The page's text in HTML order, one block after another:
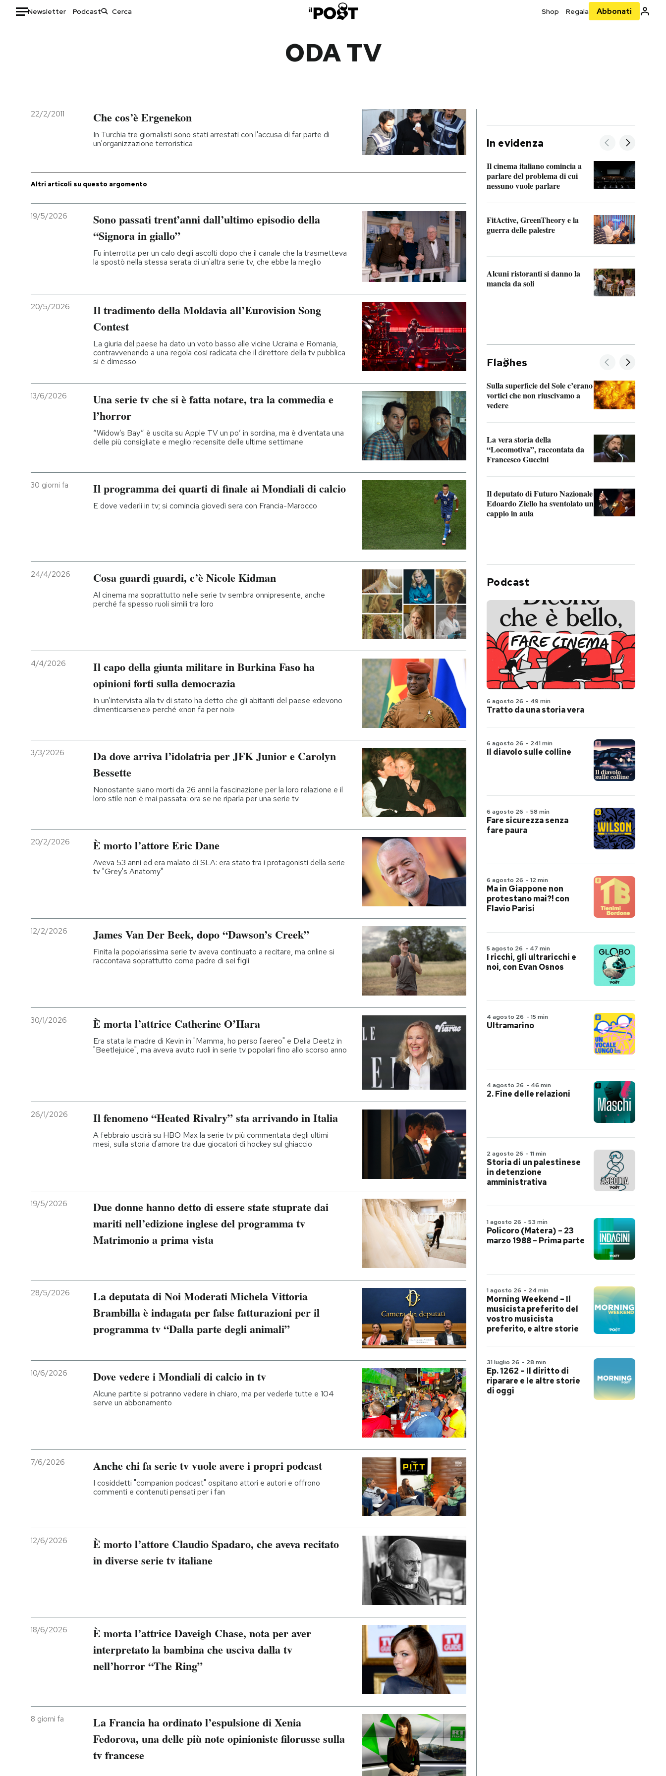
Newsletter Podcast Shop Regala Abbonati
Italia
Politica
Economia
Moda
Storie/Idee
Ok Boomer!
Altrecose
I MIEI PREFERITI
AREA PERSONALE
ODA TV
22/2/2011 Che cos’è Ergenekon
In Turchia tre giornalisti sono stati arrestati con l'accusa di far parte di
un'organizzazione terroristica
Altri articoli su questo argomento
19/5/2026
Sono passati trent’anni dall’ultimo episodio della
“Signora in giallo”
Fu interrotta per un calo degli ascolti dopo che il canale che la trasmetteva
la spostò nella stessa serata di un'altra serie tv, che ebbe la meglio
20/5/2026
Il tradimento della Moldavia all’Eurovision Song
Contest
La giuria del paese ha dato un voto basso alle vicine Ucraina e Romania,
contravvenendo a una regola così radicata che il direttore della tv pubblica
si è dimesso
13/6/2026
Una serie tv che si è fatta notare, tra la commedia e
l’horror
“Widow’s Bay” è uscita su Apple TV un po’ in sordina, ma è diventata una
delle più consigliate e meglio recensite delle ultime settimane
30 giorni fa Il programma dei quarti di finale ai Mondiali di calcio
E dove vederli in tv; si comincia giovedì sera con Francia-Marocco
24/4/2026 Cosa guardi guardi, c’è Nicole Kidman
Al cinema ma soprattutto nelle serie tv sembra onnipresente, anche
perché fa spesso ruoli simili tra loro
4/4/2026
Il capo della giunta militare in Burkina Faso ha
opinioni forti sulla democrazia
In un'intervista alla tv di stato ha detto che gli abitanti del paese «devono
dimenticarsene» perché «non fa per noi»
3/3/2026
Da dove arriva l’idolatria per JFK Junior e Carolyn
Bessette
Nonostante siano morti da 26 anni la fascinazione per la loro relazione e il
loro stile non è mai passata: ora se ne riparla per una serie tv
20/2/2026 È morto l’attore Eric Dane
Aveva 53 anni ed era malato di SLA: era stato tra i protagonisti della serie
tv "Grey's Anatomy"
12/2/2026 James Van Der Beek, dopo “Dawson’s Creek”
Finita la popolarissima serie tv aveva continuato a recitare, ma online si
raccontava soprattutto come padre di sei figli
30/1/2026 È morta l’attrice Catherine O’Hara
Era stata la madre di Kevin in "Mamma, ho perso l'aereo" e Delia Deetz in
"Beetlejuice", ma aveva avuto ruoli in serie tv popolari fino allo scorso anno
26/1/2026 Il fenomeno “Heated Rivalry” sta arrivando in Italia
A febbraio uscirà su HBO Max la serie tv più commentata degli ultimi
mesi, sulla storia d'amore tra due giocatori di hockey sul ghiaccio
19/5/2026
Due donne hanno detto di essere state stuprate dai
mariti nell’edizione inglese del programma tv
Matrimonio a prima vista
28/5/2026
La deputata di Noi Moderati Michela Vittoria
Brambilla è indagata per false fatturazioni per il
programma tv “Dalla parte degli animali”
10/6/2026 Dove vedere i Mondiali di calcio in tv
Alcune partite si potranno vedere in chiaro, ma per vederle tutte e 104
serve un abbonamento
7/6/2026 Anche chi fa serie tv vuole avere i propri podcast
I cosiddetti "companion podcast" ospitano attori e autori e offrono
commenti e contenuti pensati per i fan
12/6/2026
È morto l’attore Claudio Spadaro, che aveva recitato
in diverse serie tv italiane
18/6/2026
È morta l’attrice Daveigh Chase, nota per aver
interpretato la bambina che usciva dalla tv
nell’horror “The Ring”
8 giorni fa
La Francia ha ordinato l’espulsione di Xenia
Fedorova, una delle più note opinioniste filorusse sulla
tv francese
In evidenza
Il cinema italiano comincia a
parlare del problema di cui
nessuno vuole parlare
FitActive, GreenTheory e la
guerra delle palestre
Alcuni ristoranti si danno la
mancia da soli
Fla hes
Sulla superficie del Sole c’erano
vortici che non riuscivamo a
vedere
La vera storia della
“Locomotiva”, raccontata da
Francesco Guccini
Il deputato di Futuro Nazionale
Edoardo Ziello ha sventolato un
cappio in aula
Podcast
6 agosto 26 - 49 min
Tratto da una storia vera
6 agosto 26 - 241 min
Il diavolo sulle colline
6 agosto 26 - 58 min
Fare sicurezza senza
fare paura
6 agosto 26 - 12 min
Ma in Giappone non
protestano mai?! con
Flavio Parisi
5 agosto 26 - 47 min
I ricchi, gli ultraricchi e
noi, con Evan Osnos
4 agosto 26 - 15 min
Ultramarino
4 agosto 26 - 46 min
2. Fine delle relazioni
2 agosto 26 - 11 min
Storia di un palestinese
in detenzione
amministrativa
1 agosto 26 - 53 min
Policoro (Matera) – 23
marzo 1988 – Prima parte
1 agosto 26 - 24 min
Morning Weekend – Il
musicista preferito del
vostro musicista
preferito, e altre storie
31 luglio 26 - 28 min
Ep. 1262 – Il diritto di
riparare e le altre storie
di oggi